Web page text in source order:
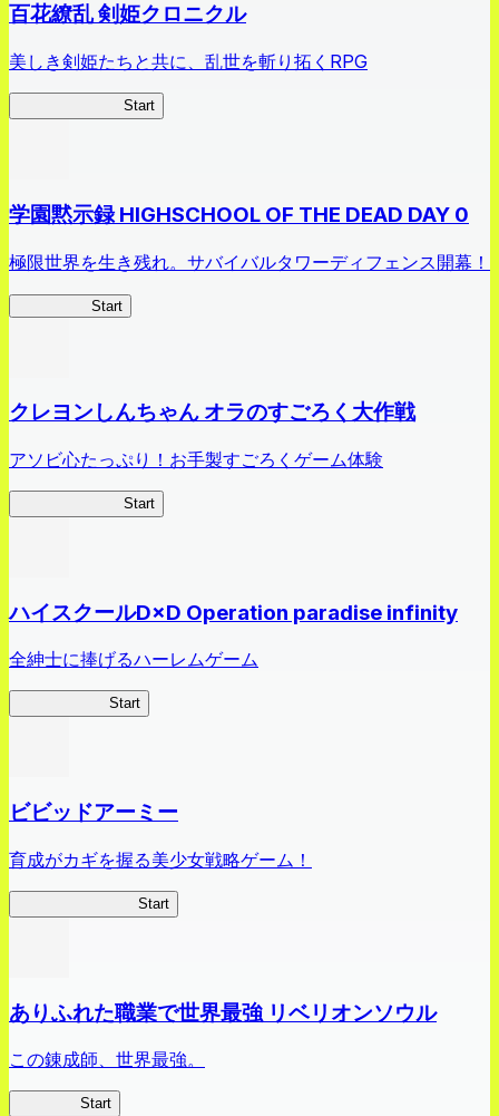
百花繚乱 剣姫クロニクル
美しき剣姫たちと共に、乱世を斬り拓くRPG
Start
学園黙示録 HIGHSCHOOL OF THE DEAD DAY 0
極限世界を生き残れ。サバイバルタワーディフェンス開幕！
Start
クレヨンしんちゃん オラのすごろく大作戦
アソビ心たっぷり！お手製すごろくゲーム体験
Start
ハイスクールD×D Operation paradise infinity
全紳士に捧げるハーレムゲーム
Start
ビビッドアーミー
育成がカギを握る美少女戦略ゲーム！
Start
ありふれた職業で世界最強 リベリオンソウル
この錬成師、世界最強。
Start